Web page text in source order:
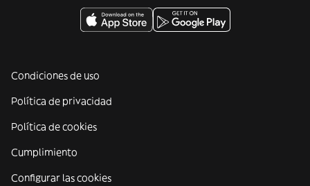
Condiciones de uso
Política de privacidad
Política de cookies
Cumplimiento
Configurar las cookies